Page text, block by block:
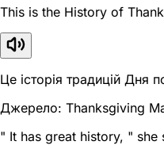
This is the History of
Це історія традицій Дня
Джерело: Thanksgiving
" It has great history, " she